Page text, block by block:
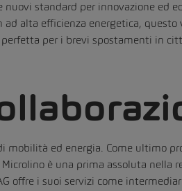
standard per innovazione ed
alta efficienza energetica,
per i brevi spostamenti in
ed energia. Come ultimo
è una prima assoluta
offre i suoi servizi come